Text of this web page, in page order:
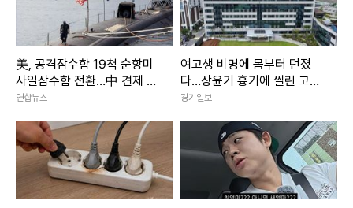
美, 공격잠수함 19척 순항미
사일잠수함 전환…中 견제 강
화
연합뉴스
여고생 비명에 몸부터 던졌
다…장윤기 흉기에 찔린 고교
생 ‘의상자’ 인정
경기일보